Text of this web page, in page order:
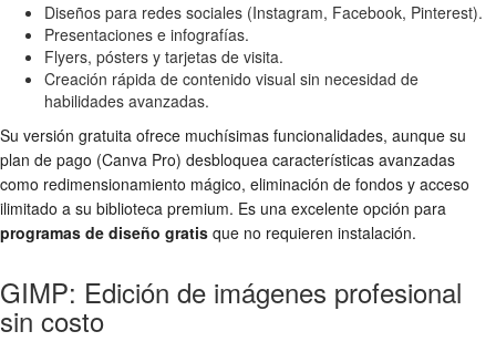
Diseños para redes sociales (Instagram, Facebook, Pinterest).
Presentaciones e infografías.
Flyers, pósters y tarjetas de visita.
Creación rápida de contenido visual sin necesidad de
habilidades avanzadas.
Su versión gratuita ofrece muchísimas funcionalidades, aunque su
plan de pago (Canva Pro) desbloquea características avanzadas
como redimensionamiento mágico, eliminación de fondos y acceso
ilimitado a su biblioteca premium. Es una excelente opción para
programas de diseño gratis que no requieren instalación.
GIMP: Edición de imágenes profesional
sin costo